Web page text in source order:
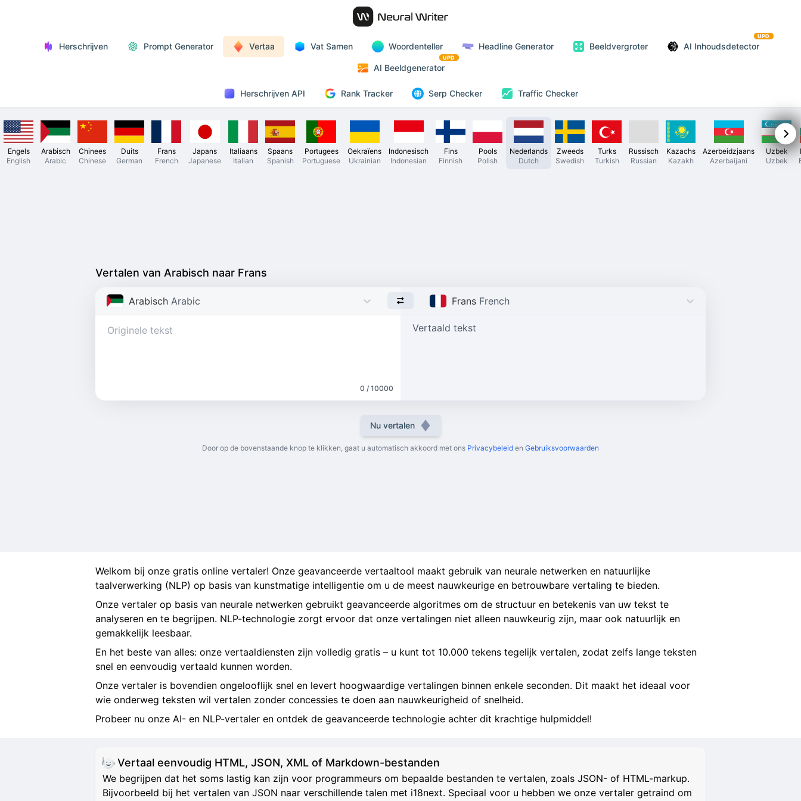
Herschrijven Prompt Generator Vertaa Vat Samen Woordenteller Headline Generator Beeldvergroter AI Inhoudsdetector
UPD
AI Beeldgenerator
UPD
Herschrijven API Rank Tracker Serp Checker Traffic Checker
Engels
English
Arabisch
Arabic
Chinees
Chinese
Duits
German
Frans
French
Japans
Japanese
Italiaans
Italian
Spaans
Spanish
Portugees
Portuguese
Oekraïens
Ukrainian
Indonesisch
Indonesian
Fins
Finnish
Pools
Polish
Nederlands
Dutch
Zweeds
Swedish
Turks
Turkish
Russisch
Russian
Kazachs
Kazakh
Azerbeidzjaans
Azerbaijani
Uzbek
Uzbek
Vertalen van Arabisch naar Frans
Arabisch Arabic Frans French
0 / 10000
Vertaald tekst
Nu vertalen
Door op de bovenstaande knop te klikken, gaat u automatisch akkoord met ons Privacybeleid en Gebruiksvoorwaarden
Welkom bij onze gratis online vertaler! Onze geavanceerde vertaaltool maakt gebruik van neurale netwerken en natuurlijke
taalverwerking (NLP) op basis van kunstmatige intelligentie om u de meest nauwkeurige en betrouwbare vertaling te bieden.
Onze vertaler op basis van neurale netwerken gebruikt geavanceerde algoritmes om de structuur en betekenis van uw tekst te
analyseren en te begrijpen. NLP-technologie zorgt ervoor dat onze vertalingen niet alleen nauwkeurig zijn, maar ook natuurlijk en
gemakkelijk leesbaar.
En het beste van alles: onze vertaaldiensten zijn volledig gratis – u kunt tot 10.000 tekens tegelijk vertalen, zodat zelfs lange teksten
snel en eenvoudig vertaald kunnen worden.
Onze vertaler is bovendien ongelooflijk snel en levert hoogwaardige vertalingen binnen enkele seconden. Dit maakt het ideaal voor
wie onderweg teksten wil vertalen zonder concessies te doen aan nauwkeurigheid of snelheid.
Probeer nu onze AI- en NLP-vertaler en ontdek de geavanceerde technologie achter dit krachtige hulpmiddel!
Vertaal eenvoudig HTML, JSON, XML of Markdown-bestanden
We begrijpen dat het soms lastig kan zijn voor programmeurs om bepaalde bestanden te vertalen, zoals JSON- of HTML-markup.
Bijvoorbeeld bij het vertalen van JSON naar verschillende talen met i18next. Speciaal voor u hebben we onze vertaler getraind om